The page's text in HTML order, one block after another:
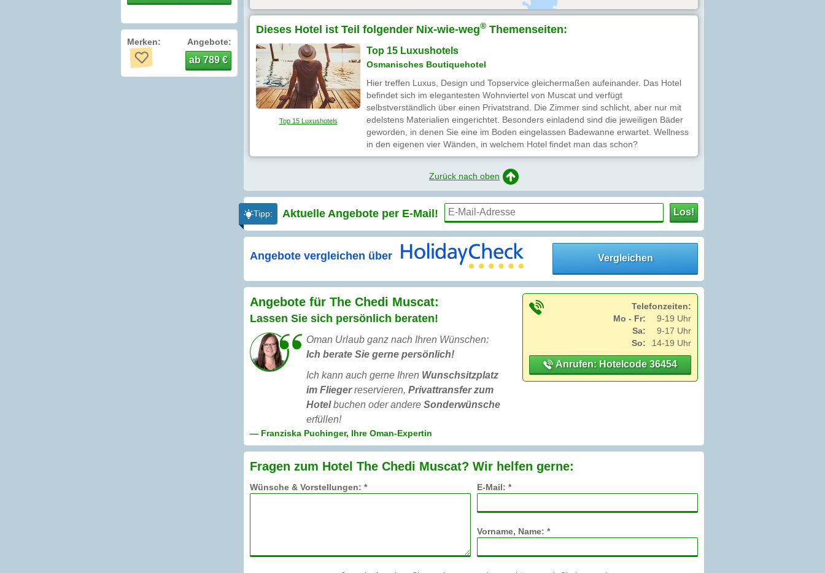
Merken: Angebote:
ab 789 €
Dieses Hotel ist Teil folgender Nix-wie-weg® Themenseiten:
Top 15 Luxushotels
Top 15 Luxushotels
Osmanisches Boutiquehotel
Hier treffen Luxus, Design und Topservice gleichermaßen aufeinander. Das Hotel
befindet sich im elegantesten Wohnviertel von Muscat und verfügt
selbstverständlich über einen Privatstrand. Die Zimmer sind schlicht, aber nur mit
edelstens Materialien eingerichtet. Besonders einladend sind die jeweiligen Bäder
geworden, in denen Sie eine im Boden eingelassen Badewanne erwartet. Wellness
in den eigenen vier Wänden, in welchem Hotel findet man das schon?
Zurück nach oben
Tipp: Aktuelle Angebote per E-Mail! Los!
Angebote vergleichen über Vergleichen
Angebote für The Chedi Muscat:
Lassen Sie sich persönlich beraten!
Oman Urlaub ganz nach Ihren Wünschen:
Ich berate Sie gerne persönlich!
Ich kann auch gerne Ihren Wunschsitzplatz
im Fliegerreservieren, Privattransfer zum
Hotelbuchen oder andere Sonderwünsche
erfüllen!
— Franziska Puchinger, Ihre Oman-Expertin
Telefonzeiten:
Mo - Fr:
9-19 Uhr
Sa:
9-17 Uhr
So:
14-19 Uhr
Anrufen: Hotelcode 36454
Fragen zum Hotel The Chedi Muscat? Wir helfen gerne:
Wünsche & Vorstellungen: * E-Mail: *
Vorname, Name: *